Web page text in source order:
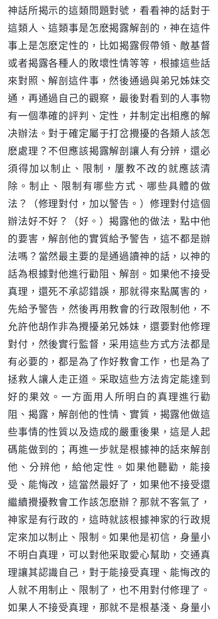
神話所揭示的這類問題對號，看看神的話對于
這類人、這類事是怎麽揭露解剖的，神在這件
事上是怎麽定性的，比如揭露假帶領、敵基督
或者揭露各種人的敗壞性情等等，根據這些話
來對照、解剖這件事，然後通過與弟兄姊妹交
通，再通過自己的觀察，最後對看到的人事物
有一個準確的評判、定性，并制定出相應的解
决辦法。對于確定屬于打岔攪擾的各類人該怎
麽處理？不但應該揭露解剖讓人有分辨，還必
須得加以制止、限制，屢教不改的就應該清
除。制止、限制有哪些方式、哪些具體的做
法？（修理對付，加以警告。）修理對付這個
辦法好不好？（好。）揭露他的做法，點中他
的要害，解剖他的實質給予警告，這不都是辦
法嗎？當然最主要的是通過讀神的話，以神的
話為根據對他進行勸阻、解剖。如果他不接受
真理，還死不承認錯誤，那就得來點厲害的，
先給予警告，然後再用教會的行政限制他，不
允許他胡作非為攪擾弟兄姊妹，還要對他修理
對付，然後實行監督，采用這些方式方法都是
有必要的，都是為了作好教會工作，也是為了
拯救人讓人走正道。采取這些方法肯定能達到
好的果效。一方面用人所明白的真理進行勸
阻、揭露，解剖他的性情、實質，揭露他做這
些事情的性質以及造成的嚴重後果，這是人起
碼能做到的；再進一步就是根據神的話來解剖
他、分辨他，給他定性。如果他聽勸，能接
受、能悔改，這當然最好了，如果他不接受還
繼續攪擾教會工作該怎麽辦？那就不客氣了，
神家是有行政的，這時就該根據神家的行政規
定來加以制止、限制。如果他是初信，身量小
不明白真理，可以對他采取愛心幫助，交通真
理讓其認識自己，對于能接受真理、能悔改的
人就不用制止、限制了，也不用對付修理了。
如果人不接受真理，那就不是根基淺、身量小